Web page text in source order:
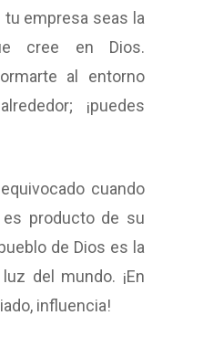
tu empresa seas la
cree en Dios.
al entorno
¡puedes
cuando
producto de su
de Dios es la
del mundo. ¡En
influencia!